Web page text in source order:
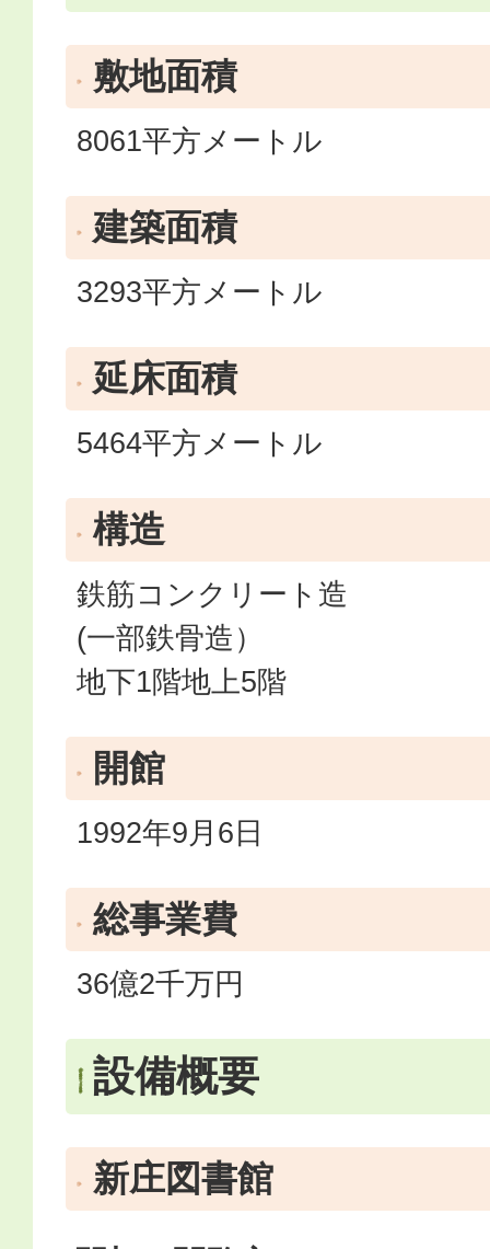
敷地面積
8061平方メートル
建築面積
3293平方メートル
延床面積
5464平方メートル
構造
鉄筋コンクリート造
(一部鉄骨造）
地下1階地上5階
開館
1992年9月6日
総事業費
36億2千万円
設備概要
新庄図書館